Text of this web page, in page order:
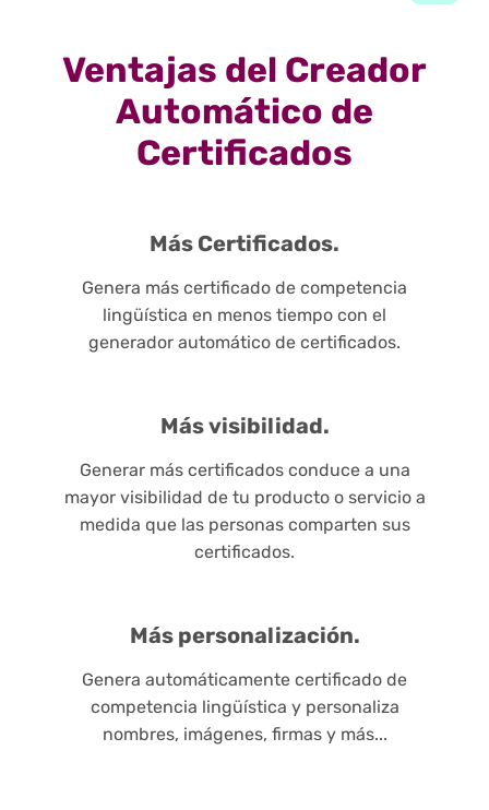
Ventajas del Creador
Automático de
Certificados
Más Certificados.
Genera más certificado de competencia
lingüística en menos tiempo con el
generador automático de certificados.
Más visibilidad.
Generar más certificados conduce a una
mayor visibilidad de tu producto o servicio a
medida que las personas comparten sus
certificados.
Más personalización.
Genera automáticamente certificado de
competencia lingüística y personaliza
nombres, imágenes, firmas y más...